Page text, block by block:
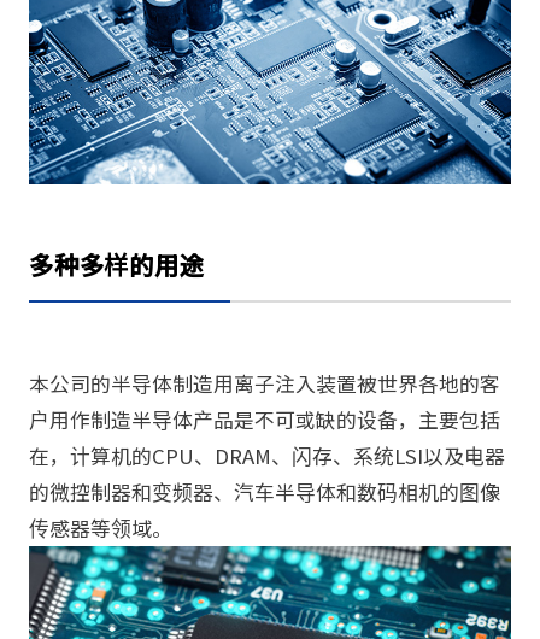
多种多样的用途
本公司的半导体制造用离子注入装置被世界各地的客
户用作制造半导体产品是不可或缺的设备，主要包括
在，计算机的CPU、DRAM、闪存、系统LSI以及电器
的微控制器和变频器、汽车半导体和数码相机的图像
传感器等领域。